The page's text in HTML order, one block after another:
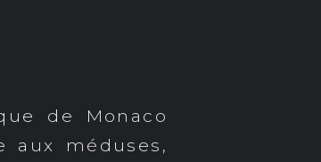
de Monaco
aux méduses,